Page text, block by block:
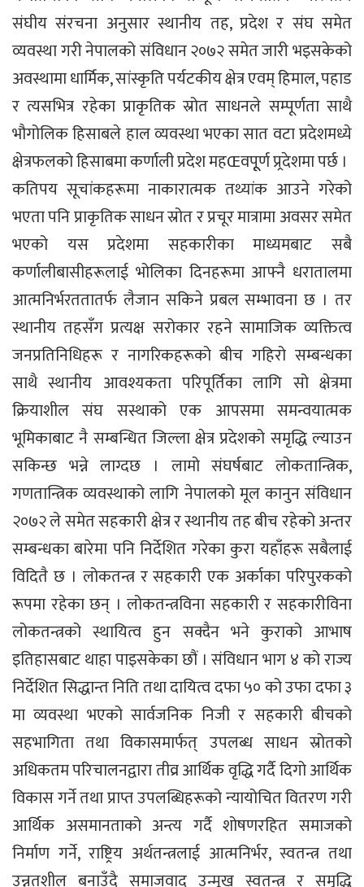
संघीय संरचना अनुसार स्थानीय तह, प्रदेश र संघ समेत
व्यवस्था गरी नेपालको संविधान २०७२ समेत जारी भइसकेको
अवस्थामा धार्मिक, सांस्कृति पर्यटकीय क्षेत्र एवम् हिमाल, पहाड
र त्यसभित्र रहेका प्राकृतिक स्रोत साधनले सम्पूर्णता साथै
भौगोलिक हिसाबले हाल व्यवस्था भएका सात वटा प्रदेशमध्ये
क्षेत्रफलको हिसाबमा कर्णाली प्रदेश महŒवपूूर्ण प्र्रदेशमा पर्छ ।
कतिपय सूचांकहरूमा नाकारात्मक तथ्यांक आउने गरेको
भएता पनि प्राकृतिक साधन स्रोत र प्रचूर मात्रामा अवसर समेत
भएको यस प्रदेशमा सहकारीका माध्यमबाट सबै
कर्णालीबासीहरूलाई भोलिका दिनहरूमा आफ्नै धरातालमा
आत्मनिर्भरततातर्फ लैजान सकिने प्रबल सम्भावना छ । तर
स्थानीय तहसँग प्रत्यक्ष सरोकार रहने सामाजिक व्यक्तित्व
जनप्रतिनिधिहरू र नागरिकहरूको बीच गहिरो सम्बन्धका
साथै स्थानीय आवश्यकता परिपूर्तिका लागि सो क्षेत्रमा
क्रियाशील संघ सस्थाको एक आपसमा समन्वयात्मक
भूमिकाबाट नै सम्बन्धित जिल्ला क्षेत्र प्रदेशको समृद्धि ल्याउन
सकिन्छ भन्ने लाग्दछ । लामो संघर्षबाट लोकतान्त्रिक,
गणतान्त्रिक व्यवस्थाको लागि नेपालको मूल कानुन संविधान
२०७२ ले समेत सहकारी क्षेत्र र स्थानीय तह बीच रहेको अन्तर
सम्बन्धका बारेमा पनि निर्देशित गरेका कुरा यहाँहरू सबैलाई
विदितै छ । लोकतन्त्र र सहकारी एक अर्काका परिपुरकको
रूपमा रहेका छन् । लोकतन्त्रविना सहकारी र सहकारीविना
लोकतन्त्रको स्थायित्व हुन सक्दैन भने कुराको आभाष
इतिहासबाट थाहा पाइसकेका छौं । संविधान भाग ४ को राज्य
निर्देशित सिद्धान्त निति तथा दायित्व दफा ५० को उफा दफा ३
मा व्यवस्था भएको सार्वजनिक निजी र सहकारी बीचको
सहभागिता तथा विकासमार्फत् उपलब्ध साधन स्रोतको
अधिकतम परिचालनद्वारा तीव्र आर्थिक वृद्धि गर्दै दिगो आर्थिक
विकास गर्ने तथा प्राप्त उपलब्धिहरूको न्यायोचित वितरण गरी
आर्थिक असमानताको अन्त्य गर्दै शोषणरहित समाजको
निर्माण गर्ने, राष्ट्रिय अर्थतन्त्रलाई आत्मनिर्भर, स्वतन्त्र तथा
उन्नतशील बनाउँदै समाजवाद उन्मूख स्वतन्त्र र समृद्धि